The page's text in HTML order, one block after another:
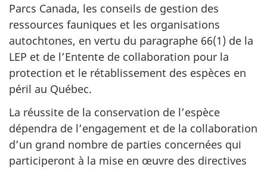
Parcs Canada, les conseils de gestion des
ressources fauniques et les organisations
autochtones, en vertu du paragraphe 66(1) de la
LEP et de l’Entente de collaboration pour la
protection et le rétablissement des espèces en
péril au Québec.
La réussite de la conservation de l’espèce
dépendra de l’engagement et de la collaboration
d’un grand nombre de parties concernées qui
participeront à la mise en œuvre des directives